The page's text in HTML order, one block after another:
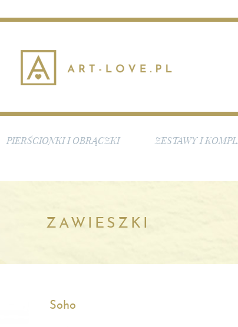
PIERŚCIONKI I OBRĄCZKI ZESTAWY I
ZAWIESZKI
Soho